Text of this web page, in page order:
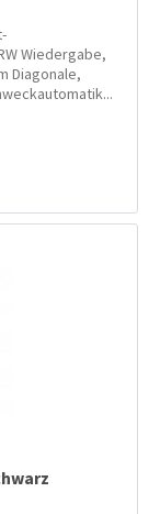
Wiedergabe,
Diagonale,